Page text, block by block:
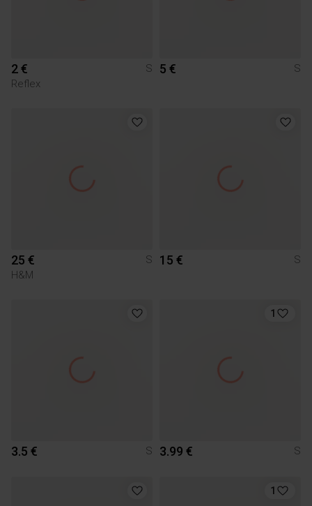
2 €
S
Reflex
5 € S
25 €
S
H&M
15 € S
3.5 € S
1
3.99 € S
1